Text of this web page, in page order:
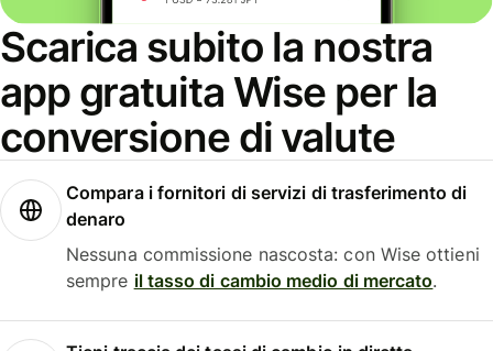
Scarica subito la nostra
app gratuita Wise per la
conversione di valute
Compara i fornitori di servizi di trasferimento di
denaro
Nessuna commissione nascosta: con Wise ottieni
sempre il tasso di cambio medio di mercato.